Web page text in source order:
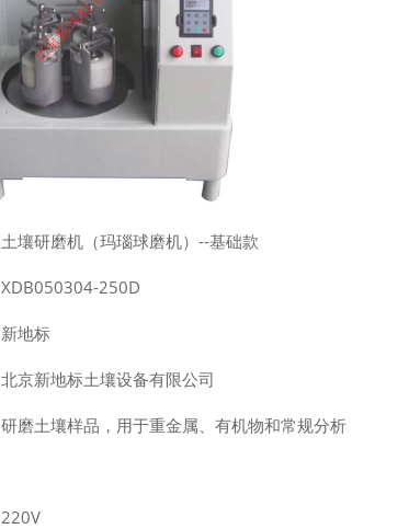
壤研磨机（玛瑙球磨机）--基础款
250D
地标
京新地标土壤设备有限公司
磨土壤样品，用于重金属、有机物和常规分析